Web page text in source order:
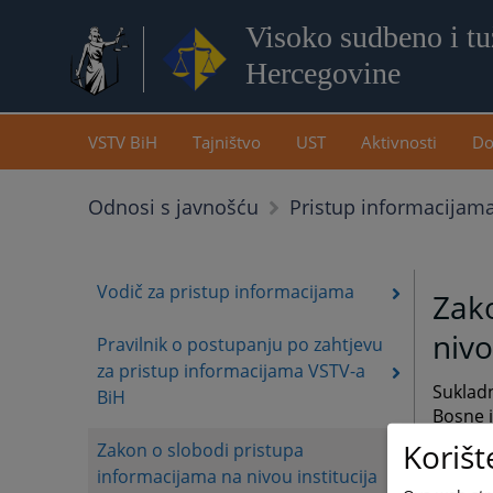
Visoko sudbeno i
Hercegovine
VSTV BiH Tajništvo UST Aktivnosti
Odnosi s javnošću Pristup
Vodič za pristup informacijama
Pravilnik o postupanju po zahtjevu
za pristup informacijama VSTV-a
BiH
Zakon o slobodi pristupa
informacijama na nivou institucija
Bosne